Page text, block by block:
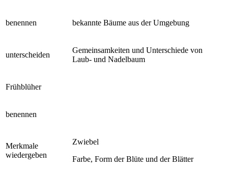
benennen bekannte Bäume aus der Umgebung
unterscheiden
Gemeinsamkeiten und Unterschiede von
Laub- und Nadelbaum
Frühblüher
benennen
Merkmale
wiedergeben
Zwiebel
Farbe, Form der Blüte und der Blätter